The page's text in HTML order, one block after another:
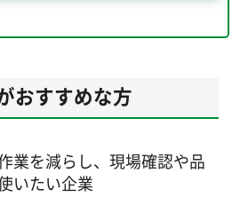
おすすめな方
業を減らし、現場確認や品
いたい企業